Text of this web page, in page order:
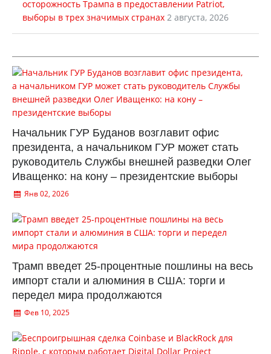
осторожность Трампа в предоставлении Patriot,
выборы в трех значимых странах 2 августа, 2026
Начальник ГУР Буданов возглавит офис
президента, а начальником ГУР может стать
руководитель Службы внешней разведки Олег
Иващенко: на кону – президентские выборы
Янв 02, 2026
Трамп введет 25-процентные пошлины на весь
импорт стали и алюминия в США: торги и
передел мира продолжаются
Фев 10, 2025